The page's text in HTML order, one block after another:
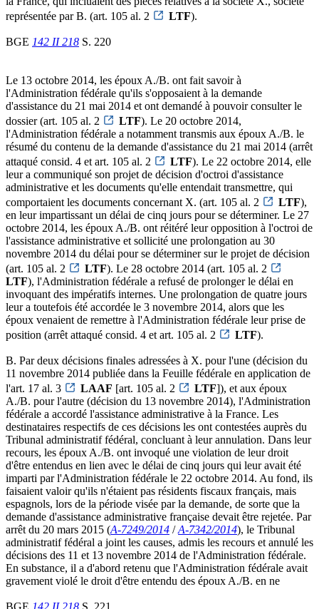
représentée par B. (art. 105 al. 2
LTF).
BGE 142 II 218 S. 220
Le 13 octobre 2014, les époux A./B. ont fait savoir à
l'Administration fédérale qu'ils s'opposaient à la demande
d'assistance du 21 mai 2014 et ont demandé à pouvoir consulter le
dossier (art. 105 al. 2
LTF). Le 20 octobre 2014,
l'Administration fédérale a notamment transmis aux époux A./B. le
résumé du contenu de la demande d'assistance du 21 mai 2014 (arrêt
attaqué consid. 4 et art. 105 al. 2
LTF). Le 22 octobre 2014, elle
leur a communiqué son projet de décision d'octroi d'assistance
administrative et les documents qu'elle entendait transmettre, qui
comportaient les documents concernant X. (art. 105 al. 2
LTF),
en leur impartissant un délai de cinq jours pour se déterminer. Le 27
octobre 2014, les époux A./B. ont réitéré leur opposition à l'octroi de
l'assistance administrative et sollicité une prolongation au 30
novembre 2014 du délai pour se déterminer sur le projet de décision
(art. 105 al. 2
LTF). Le 28 octobre 2014 (art. 105 al. 2
LTF), l'Administration fédérale a refusé de prolonger le délai en
invoquant des impératifs internes. Une prolongation de quatre jours
leur a toutefois été accordée le 3 novembre 2014, alors que les
époux venaient de remettre à l'Administration fédérale leur prise de
position (arrêt attaqué consid. 4 et art. 105 al. 2
LTF).
B. Par deux décisions finales adressées à X. pour l'une (décision du
11 novembre 2014 publiée dans la Feuille fédérale en application de
l'art. 17 al. 3
LAAF [art. 105 al. 2 LTF]), et aux époux
A./B. pour l'autre (décision du 13 novembre 2014), l'Administration
fédérale a accordé l'assistance administrative à la France. Les
destinataires respectifs de ces décisions les ont contestées auprès du
Tribunal administratif fédéral, concluant à leur annulation. Dans leur
recours, les époux A./B. ont invoqué une violation de leur droit
d'être entendus en lien avec le délai de cinq jours qui leur avait été
imparti par l'Administration fédérale le 22 octobre 2014. Au fond, ils
faisaient valoir qu'ils n'étaient pas résidents fiscaux français, mais
espagnols, lors de la période visée par la demande, de sorte que la
demande d'assistance administrative française devait être rejetée. Par
arrêt du 20 mars 2015 (A-7249/2014 /A-7342/2014), le Tribunal
administratif fédéral a joint les causes, admis les recours et annulé les
décisions des 11 et 13 novembre 2014 de l'Administration fédérale.
En substance, il a d'abord retenu que l'Administration fédérale avait
gravement violé le droit d'être entendu des époux A./B. en ne
BGE 142 II 218 S. 221